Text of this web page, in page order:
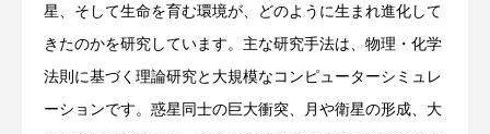
星、そして生命を育む環境が、どのように生まれ進化して
きたのかを研究しています。主な研究手法は、物理・化学
法則に基づく理論研究と大規模なコンピューターシミュレ
ーションです。惑星同士の巨大衝突、月や衛星の形成、大